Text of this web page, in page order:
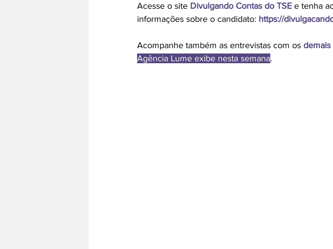
Acesse o site Divulgando Contas do TSE e tenha
informações sobre o candidato: https://
Acompanhe também as entrevistas com os demais
Agência Lume exibe nesta semana.